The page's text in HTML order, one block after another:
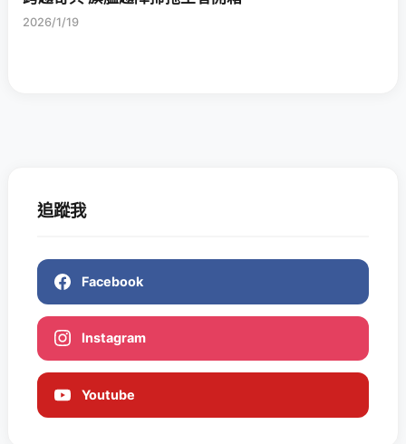
2026/1/19
追蹤我
Facebook
Instagram
Youtube